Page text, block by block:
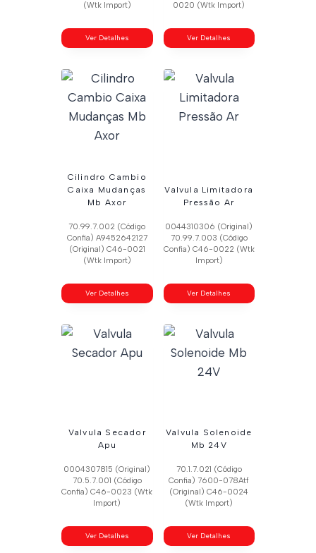
(Wtk Import)
Ver Detalhes
0020 (Wtk Import)
Ver Detalhes
Cilindro Cambio
Caixa Mudanças
Mb Axor
70.99.7.002 (Código
Confia) A9452642127
(Original) C46-0021
(Wtk Import)
Ver Detalhes
Valvula Limitadora
Pressão Ar
0044310306 (Original)
70.99.7.003 (Código
Confia) C46-0022 (Wtk
Import)
Ver Detalhes
Valvula Secador
Apu
0004307815 (Original)
70.5.7.001 (Código
Confia) C46-0023 (Wtk
Import)
Ver Detalhes
Valvula Solenoide
Mb 24V
70.1.7.021 (Código
Confia) 7600-078Atf
(Original) C46-0024
(Wtk Import)
Ver Detalhes